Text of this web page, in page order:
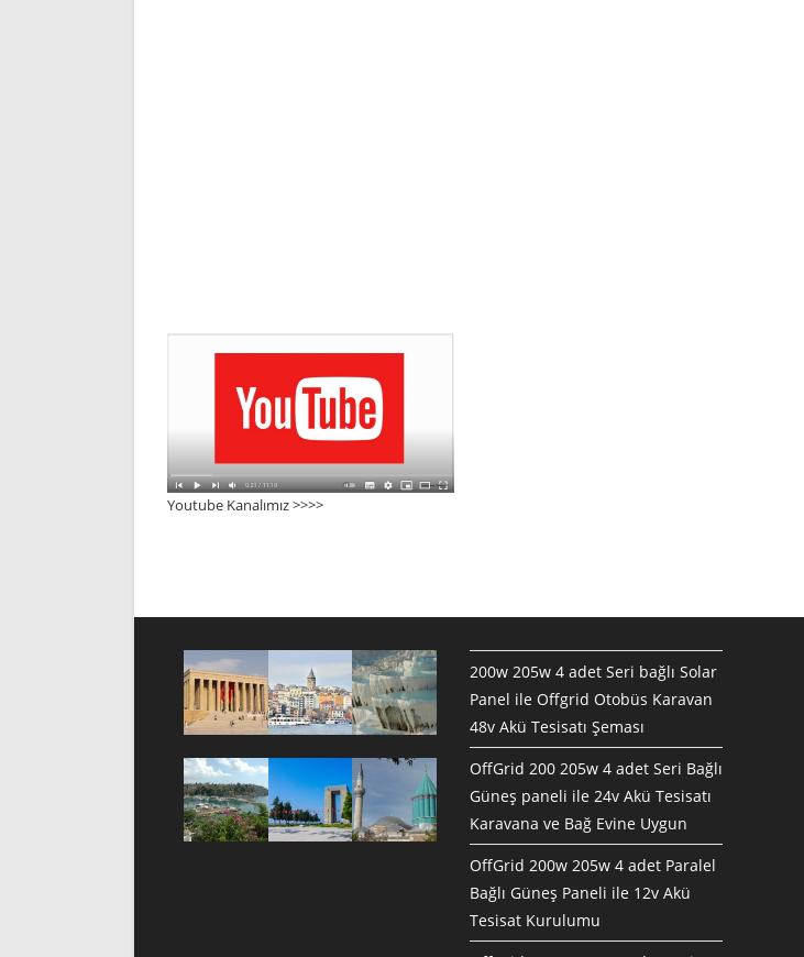
Youtube Kanalımız >>>>
200w 205w 4 adet Seri bağlı Solar
Panel ile Offgrid Otobüs Karavan
48v Akü Tesisatı Şeması
OffGrid 200 205w 4 adet Seri Bağlı
Güneş paneli ile 24v Akü Tesisatı
Karavana ve Bağ Evine Uygun
OffGrid 200w 205w 4 adet Paralel
Bağlı Güneş Paneli ile 12v Akü
Tesisat Kurulumu